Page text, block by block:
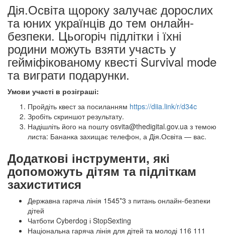
Дія.Освіта щороку залучає дорослих
та юних українців до тем онлайн-
безпеки. Цьогоріч підлітки і їхні
родини можуть взяти участь у
гейміфікованому квесті Survival mode
та виграти подарунки.
Умови участі в розіграші:
Пройдіть квест за посиланням https://diia.link/r/d34c
Зробіть скриншот результату.
Надішліть його на пошту osvita@thedigital.gov.ua з темою
листа: Бананка захищає телефон, а Дія.Освіта — вас.
Додаткові інструменти, які
допоможуть дітям та підліткам
захиститися
Державна гаряча лінія 1545*3 з питань онлайн-безпеки
дітей
Чатботи Cyberdog і StopSexting
Національна гаряча лінія для дітей та молоді 116 111